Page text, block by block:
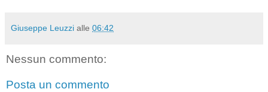
Giuseppe Leuzzi alle 06:42
Nessun commento:
Posta un commento